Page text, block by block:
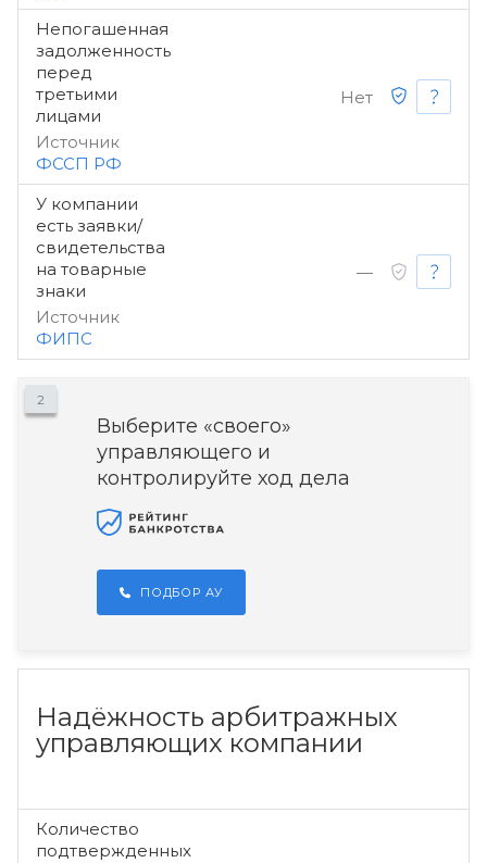
Непогашенная
задолженность
перед
третьими
лицами
Источник
ФССП РФ
Нет
У компании
есть заявки/
свидетельства
на товарные
знаки
Источник
ФИПС
—
2
Выберите «своего»
управляющего и
контролируйте ход дела
ПОДБОР АУ
Надёжность арбитражных
управляющих компании
Количество
подтвержденных